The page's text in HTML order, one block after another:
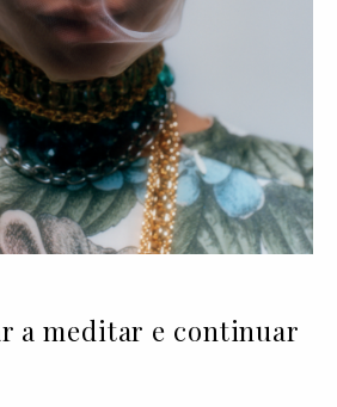
a meditar e continuar